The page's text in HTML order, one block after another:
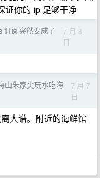
证你的 ip 足够干净
订阅突然变成了
7 月 8
日
山朱家尖玩水吃海
7 月 7
日
大谱。附近的海鲜馆